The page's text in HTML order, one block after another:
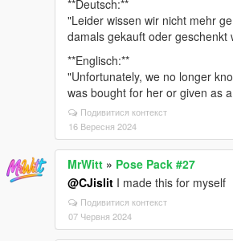
**Deutsch:**
"Leider wissen wir nicht mehr
damals gekauft oder geschenkt
**Englisch:**
"Unfortunately, we no longer
was bought for her or given as
Подивитися контекст
16 Вересня 2024
MrWitt » Pose Pack #27
@CJislit I made this for myself
Подивитися контекст
07 Червня 2024